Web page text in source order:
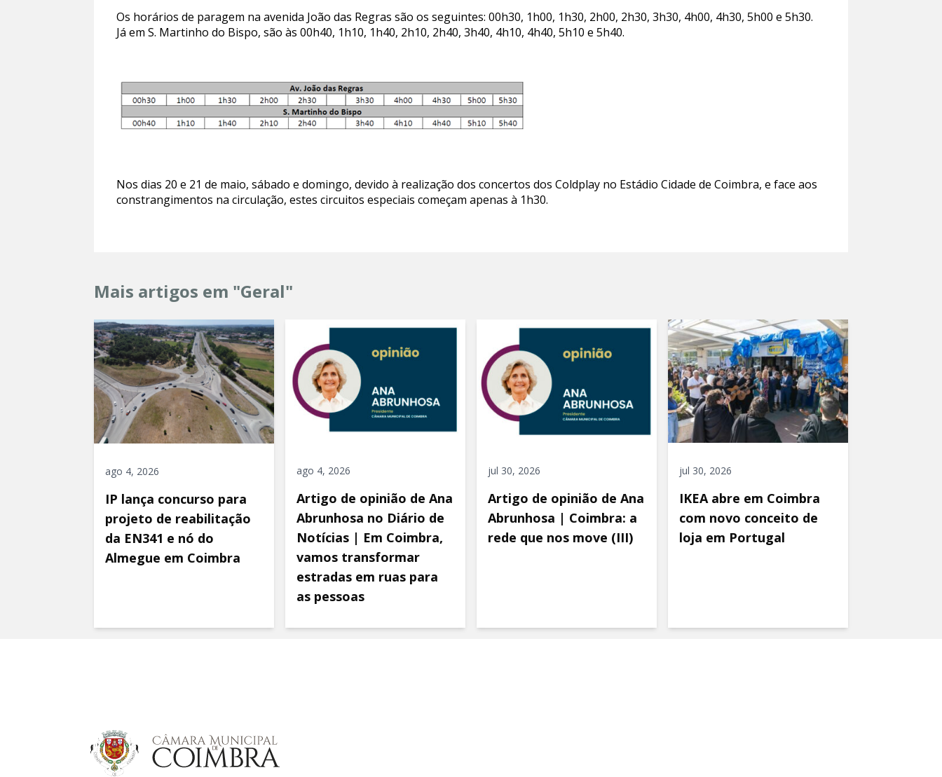
Os horários de paragem na avenida João das Regras são os seguintes: 00h30, 1h00, 1h30, 2h00, 2h30, 3h30, 4h00, 4h30, 5h00 e 5h30.
Já em S. Martinho do Bispo, são às 00h40, 1h10, 1h40, 2h10, 2h40, 3h40, 4h10, 4h40, 5h10 e 5h40.
Nos dias 20 e 21 de maio, sábado e domingo, devido à realização dos concertos dos Coldplay no Estádio Cidade de Coimbra, e face aos
constrangimentos na circulação, estes circuitos especiais começam apenas à 1h30.
Mais artigos em "Geral"
ago 4, 2026
IP lança concurso para
projeto de reabilitação
da EN341 e nó do
Almegue em Coimbra
ago 4, 2026
Artigo de opinião de Ana
Abrunhosa no Diário de
Notícias | Em Coimbra,
vamos transformar
estradas em ruas para
as pessoas
jul 30, 2026
Artigo de opinião de Ana
Abrunhosa | Coimbra: a
rede que nos move (III)
jul 30, 2026
IKEA abre em Coimbra
com novo conceito de
loja em Portugal